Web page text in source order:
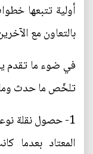
أولية تتبعها
بالتعاون مع
في ضوء ما تقدم
تلخّص ما حدث
1- حصول نقلة
المعتاد بعدما